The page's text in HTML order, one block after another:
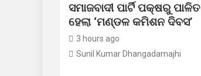
ସମାଜବାଦୀ ପାର୍ଟି ପକ୍ଷରୁ ପାଳିତ
ହେଲା ‘ମଣ୍ଡଳ କମିଶନ ଦିବସ’
3 hours ago
Sunil Kumar Dhangadamajhi